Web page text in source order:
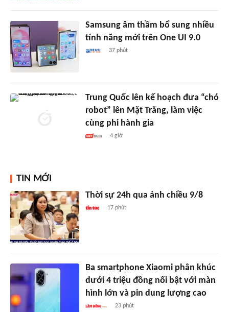
Samsung âm thầm bổ sung nhiều
tính năng mới trên One UI 9.0
37 phút
Trung Quốc lên kế hoạch đưa “chó
robot” lên Mặt Trăng, làm việc
cùng phi hành gia
4 giờ
TIN MỚI
Thời sự 24h qua ảnh chiều 9/8
17 phút
Ba smartphone Xiaomi phân khúc
dưới 4 triệu đồng nổi bật với màn
hình lớn và pin dung lượng cao
23 phút